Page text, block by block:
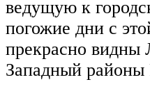
ведущую к
погожие дни с
прекрасно видны
Западный районы